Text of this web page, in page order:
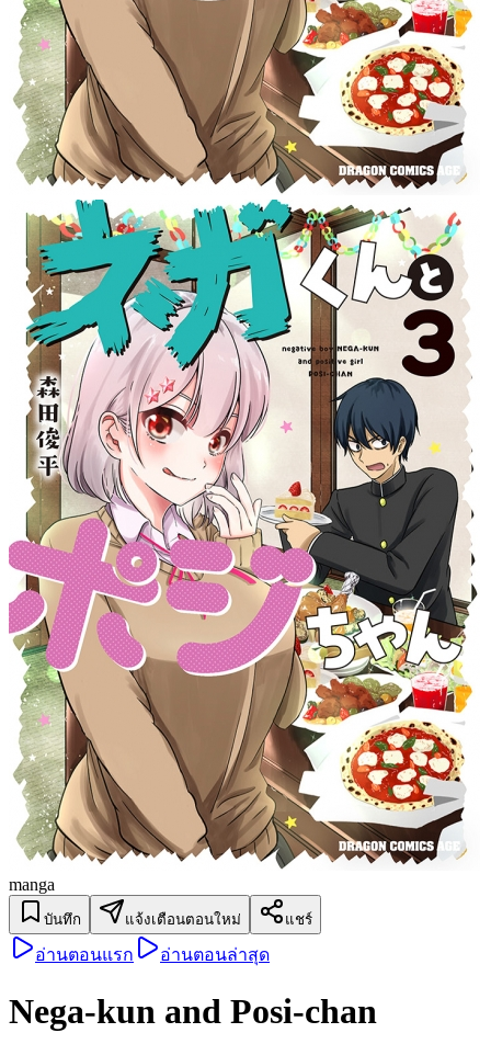
manga
บันทึก แจ้งเตือนตอนใหม่ แชร์
อ่านตอนแรก อ่านตอนล่าสุด
Nega-kun and Posi-chan